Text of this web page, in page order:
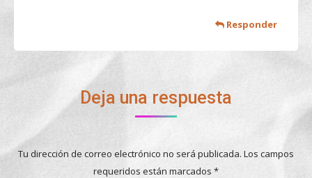
Responder
Deja una respuesta
Tu dirección de correo electrónico no será publicada. Los campos
requeridos están marcados *